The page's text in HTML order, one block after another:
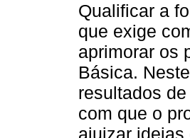
Qualificar a
que exige
aprimorar os
Básica.
resultados
com que o
ajuizar